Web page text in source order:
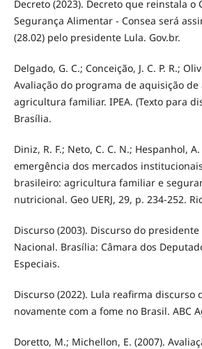
Decreto (2023). Decreto que reinstala o
Segurança Alimentar - Consea será
(28.02) pelo presidente Lula. Gov.br.
Delgado, G. C.; Conceição, J. C. P. R.;
Avaliação do programa de aquisição
agricultura familiar. IPEA. (Texto para
Brasília.
Diniz, R. F.; Neto, C. C. N.; Hespanhol, A.
emergência dos mercados
brasileiro: agricultura familiar e
nutricional. Geo UERJ, 29, p. 234-252.
Discurso (2003). Discurso do
Nacional. Brasília: Câmara dos
Especiais.
Discurso (2022). Lula reafirma discurso
novamente com a fome no Brasil. ABC
Doretto, M.; Michellon, E. (2007).